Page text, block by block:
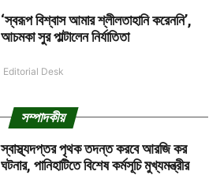
‘স্বরূপ বিশ্বাস আমার শ্লীলতাহানি করেননি’,
আচমকা সুর পাল্টালেন নির্যাতিতা
Editorial Desk
সম্পাদকীয়
স্বাস্থ্যদপ্তর পৃথক তদন্ত করবে আরজি কর
ঘটনার, পানিহাটিতে বিশেষ কর্মসূচি মুখ্যমন্ত্রীর